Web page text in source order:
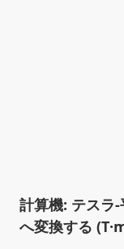
計算機: テスラ
へ変換する